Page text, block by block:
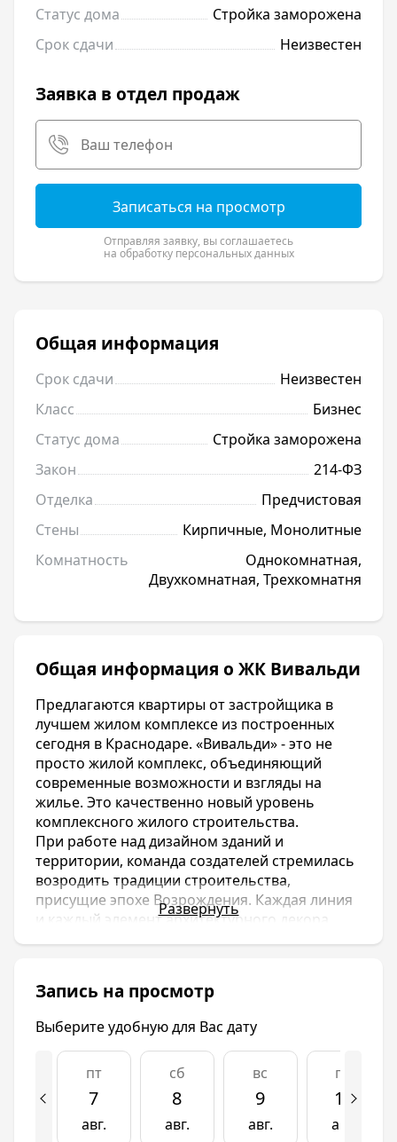
Статус дома
Стройка заморожена
Срок сдачи
Неизвестен
Заявка в отдел продаж
Записаться на просмотр
Отправляя заявку, вы соглашаетесь
на обработку персональных данных
Общая информация
Срок сдачи
Неизвестен
Класс
Бизнес
Статус дома
Стройка заморожена
Закон
214-ФЗ
Отделка
Предчистовая
Стены
Кирпичные, Монолитные
Комнатность
Однокомнатная,
Двухкомнатная, Трехкомнатня
Общая информация о ЖК Вивальди
Предлагаются квартиры от застройщика в
лучшем жилом комплексе из построенных
сегодня в Краснодаре. «Вивальди» - это не
просто жилой комплекс, объединяющий
современные возможности и взгляды на
жилье. Это качественно новый уровень
комплексного жилого строительства.
При работе над дизайном зданий и
территории, команда создателей стремилась
возродить традиции строительства,
присущие эпохе Возрождения. Каждая линия
и каждый элемент архитектурного декора
работавшей над проектом ЖК «Вивальди»
невероятно метко удалось попасть в самую
свою цель: объединить эстетику, присущую
классической архитектуре, с современными
технологиями и элементами. Именно поэтому
квартиры от застройщика в элитном доме
особая энергия творчества, уверенности в
Развернуть
Запись на просмотр
Выберите удобную для Вас дату
пт
7
авг.
сб
8
авг.
вс
9
авг.
пн
10
авг.